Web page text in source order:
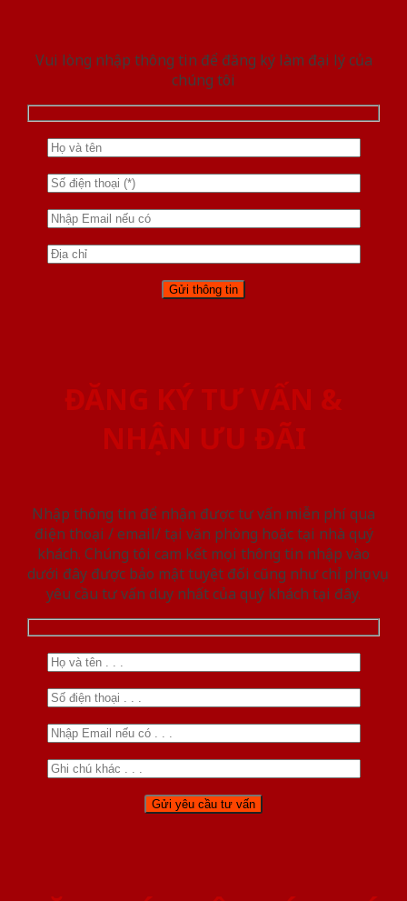
Vui lòng nhập thông tin để đăng ký làm đại lý của
chúng tôi
ĐĂNG KÝ TƯ VẤN &
NHẬN ƯU ĐÃI
Nhập thông tin để nhận được tư vấn miễn phí qua
điện thoại / email/ tại văn phòng hoặc tại nhà quý
khách. Chúng tôi cam kết mọi thông tin nhập vào
dưới đây được bảo mật tuyệt đối cũng như chỉ phục vụ
yêu cầu tư vấn duy nhất của quý khách tại đây.